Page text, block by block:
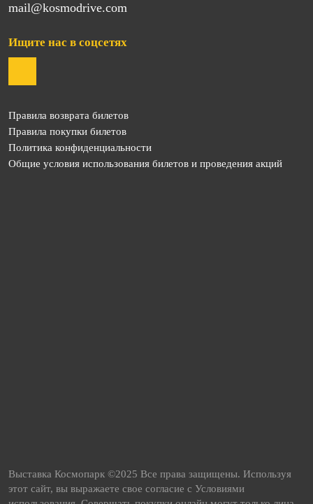
mail@kosmodrive.com
Ищите нас в соцсетях
Правила возврата билетов
Правила покупки билетов
Политика конфиденциальности
Общие условия использования билетов и проведения акций
Выставка Космопарк ©2025 Все права защищены. Используя
этот сайт, вы выражаете свое согласие с Условиями